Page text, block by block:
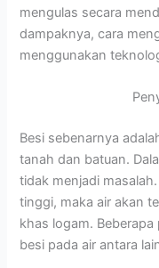
mengulas secara
dampaknya, cara
menggunakan
Besi sebenarnya
tanah dan batuan.
tidak menjadi
tinggi, maka air akan
khas logam.
besi pada air antara